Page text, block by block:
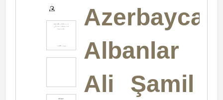
Albanlar
Ali Şamil